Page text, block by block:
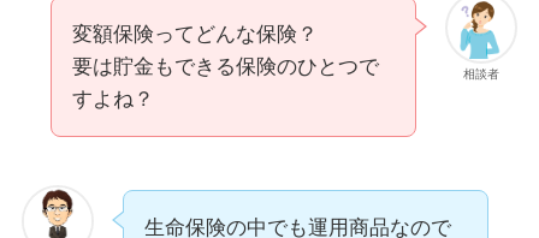
相談者
変額保険ってどんな保険？
要は貯金もできる保険のひとつで
すよね？
生命保険の中でも運用商品なので